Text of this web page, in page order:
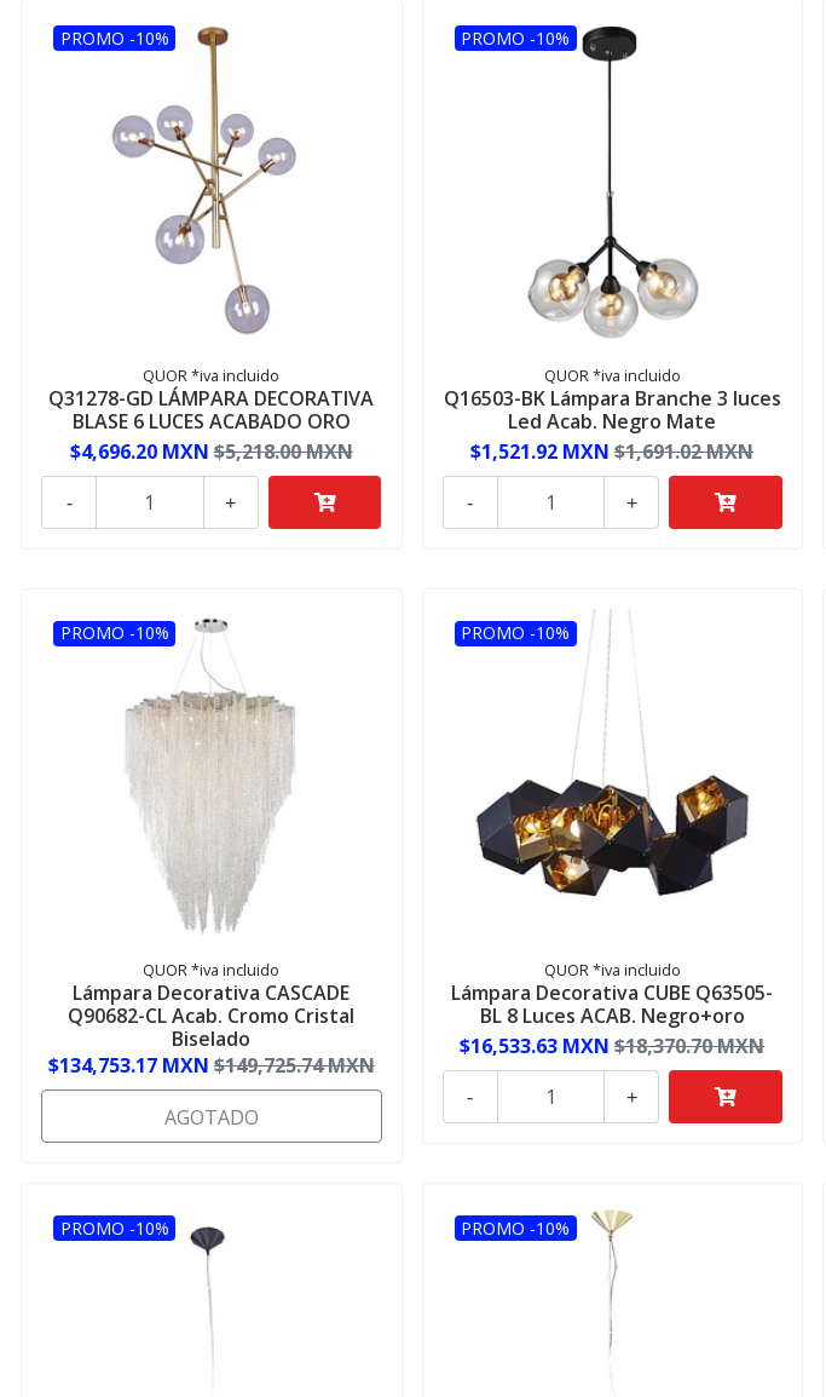
PROMO -10%
QUOR *iva incluido
Q31278-GD LÁMPARA DECORATIVA
BLASE 6 LUCES ACABADO ORO
$4,696.20 MXN $5,218.00 MXN
+
-
PROMO -10%
QUOR *iva incluido
Q16503-BK Lámpara Branche 3 luces
Led Acab. Negro Mate
$1,521.92 MXN $1,691.02 MXN
+
-
PROMO -10%
QUOR *iva incluido
Lámpara Decorativa CASCADE
Q90682-CL Acab. Cromo Cristal
Biselado
$134,753.17 MXN $149,725.74 MXN
AGOTADO
PROMO -10%
QUOR *iva incluido
Lámpara Decorativa CUBE Q63505-
BL 8 Luces ACAB. Negro+oro
$16,533.63 MXN $18,370.70 MXN
+
-
PROMO -10% PROMO -10%